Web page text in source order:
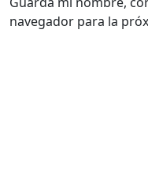
navegador para la